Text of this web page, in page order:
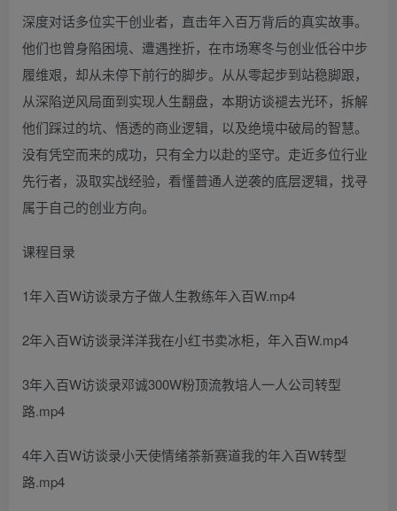
深度对话多位实干创业者，直击年入百万背后的真实故事。
他们也曾身陷困境、遭遇挫折，在市场寒冬与创业低谷中步
履维艰，却从未停下前行的脚步。从从零起步到站稳脚跟，
从深陷逆风局面到实现人生翻盘，本期访谈褪去光环，拆解
他们踩过的坑、悟透的商业逻辑，以及绝境中破局的智慧。
没有凭空而来的成功，只有全力以赴的坚守。走近多位行业
先行者，汲取实战经验，看懂普通人逆袭的底层逻辑，找寻
属于自己的创业方向。
课程目录
1年入百W访谈录方子做人生教练年入百W.mp4
2年入百W访谈录洋洋我在小红书卖冰柜，年入百W.mp4
3年入百W访谈录邓诚300W粉顶流教培人一人公司转型
路.mp4
4年入百W访谈录小天使情绪茶新赛道我的年入百W转型
路.mp4